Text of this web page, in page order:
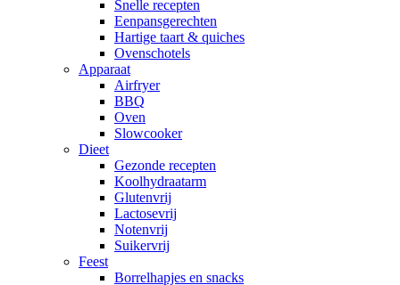
Snelle recepten
Eenpansgerechten
Hartige taart & quiches
Ovenschotels
Apparaat
Airfryer
BBQ
Oven
Slowcooker
Dieet
Gezonde recepten
Koolhydraatarm
Glutenvrij
Lactosevrij
Notenvrij
Suikervrij
Feest
Borrelhapjes en snacks